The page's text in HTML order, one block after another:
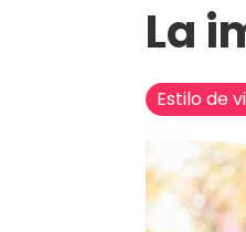
La
Estilo de